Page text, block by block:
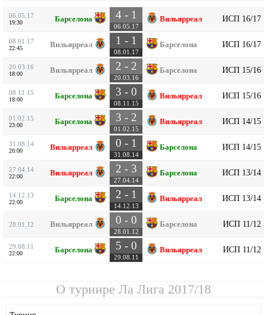
06.05.17
19:30 Барселона 4 - 1
06.05.17
Вильярреал ИСП 16/17
08.01.17
22:45 Вильярреал 1 - 1
08.01.17
Барселона ИСП 16/17
20.03.16
18:00 Вильярреал 2 - 2
20.03.16
Барселона ИСП 15/16
08.11.15
18:00 Барселона 3 - 0
08.11.15
Вильярреал ИСП 15/16
01.02.15
23:00 Барселона 3 - 2
01.02.15
Вильярреал ИСП 14/15
31.08.14
20:00 Вильярреал 0 - 1
31.08.14
Барселона ИСП 14/15
27.04.14
22:00 Вильярреал 2 - 3
27.04.14
Барселона ИСП 13/14
14.12.13
22:00 Барселона 2 - 1
14.12.13
Вильярреал ИСП 13/14
28.01.12 Вильярреал 0 - 0
28.01.12
Барселона ИСП 11/12
29.08.11
22:00 Барселона 5 - 0
29.08.11
Вильярреал ИСП 11/12
О турнире Ла Лига 2017/18